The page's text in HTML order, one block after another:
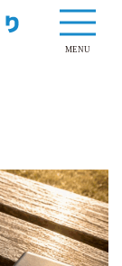
MENU